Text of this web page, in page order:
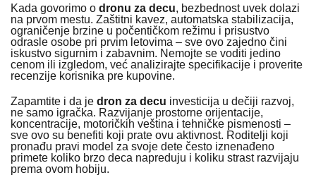
Kada govorimo o dronu za decu, bezbednost uvek dolazi
na prvom mestu. Zaštitni kavez, automatska stabilizacija,
ograničenje brzine u počentičkom režimu i prisustvo
odrasle osobe pri prvim letovima – sve ovo zajedno čini
iskustvo sigurnim i zabavnim. Nemojte se voditi jedino
cenom ili izgledom, već analizirajte specifikacije i proverite
recenzije korisnika pre kupovine.
Zapamtite i da je dron za decu investicija u dečiji razvoj,
ne samo igračka. Razvijanje prostorne orijentacije,
koncentracije, motoričkih veština i tehničke pismenosti –
sve ovo su benefiti koji prate ovu aktivnost. Roditelji koji
pronađu pravi model za svoje dete često iznenađeno
primete koliko brzo deca napreduju i koliku strast razvijaju
prema ovom hobiju.